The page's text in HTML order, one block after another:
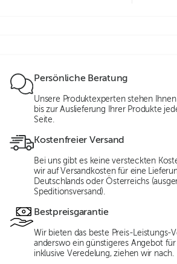
Persönliche Beratung
Unsere Produktexperten stehen
bis zur Auslieferung Ihrer Produkte
Seite.
Kostenfreier Versand
Bei uns gibt es keine versteckten
wir auf Versandkosten für eine
Deutschlands oder Österreichs
Speditionsversand).
Bestpreisgarantie
Wir bieten das beste Preis-Leistungs-
anderswo ein günstigeres Angebot für
inklusive Veredelung, ziehen wir nach.